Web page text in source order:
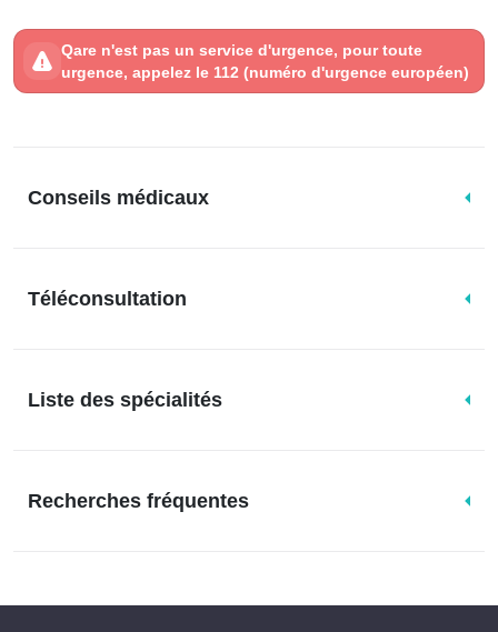
Qare n'est pas un service d'urgence, pour toute
urgence, appelez le 112 (numéro d'urgence européen)
Conseils médicaux
Téléconsultation
Liste des spécialités
Recherches fréquentes